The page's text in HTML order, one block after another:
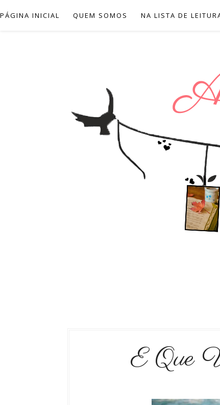
PÁGINA INICIAL QUEM SOMOS NA LISTA DE
E Que